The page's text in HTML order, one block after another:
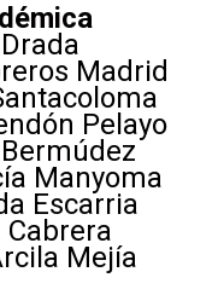
Madrid
Pelayo
Manyoma
Escarria
Mejía